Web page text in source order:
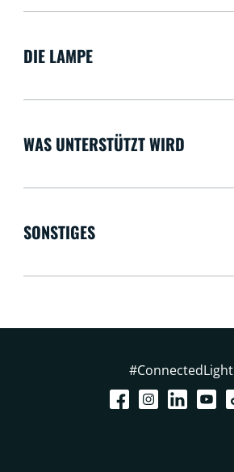
DIE LAMPE
WAS UNTERSTÜTZT WIRD
SONSTIGES
#ConnectedLight